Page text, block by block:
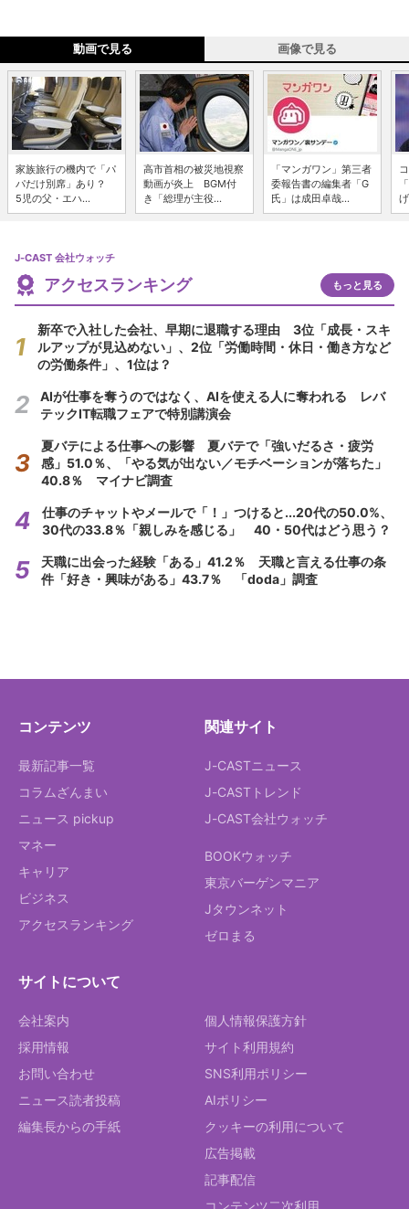
動画で見る 画像で見る
家族旅行の機内で「パ
パだけ別席」あり？
5児の父・エハ...
高市首相の被災地視察
動画が炎上 BGM付
き「総理が主役...
「マンガワン」第三者
委報告書の編集者「G
氏」は成田卓哉...
J-CAST 会社ウォッチ
アクセスランキング もっと見る
新卒で入社した会社、早期に退職する理由 3位「成長・スキ
ルアップが見込めない」、2位「労働時間・休日・働き方など
の労働条件」、1位は？
AIが仕事を奪うのではなく、AIを使える人に奪われる レバ
テックIT転職フェアで特別講演会
夏バテによる仕事への影響 夏バテで「強いだるさ・疲労
感」51.0％、「やる気が出ない／モチベーションが落ちた」
40.8％ マイナビ調査
仕事のチャットやメールで「！」つけると...20代の50.0%、
30代の33.8％「親しみを感じる」 40・50代はどう思う？
天職に出会った経験「ある」41.2％ 天職と言える仕事の条
件「好き・興味がある」43.7％ 「doda」調査
コンテンツ
最新記事一覧
コラムざんまい
ニュース pickup
マネー
キャリア
ビジネス
アクセスランキング
関連サイト
J-CASTニュース
J-CASTトレンド
J-CAST会社ウォッチ
BOOKウォッチ
東京バーゲンマニア
Jタウンネット
ゼロまる
サイトについて
会社案内
採用情報
お問い合わせ
ニュース読者投稿
編集長からの手紙
個人情報保護方針
サイト利用規約
SNS利用ポリシー
AIポリシー
クッキーの利用について
広告掲載
記事配信
コンテンツ二次利用